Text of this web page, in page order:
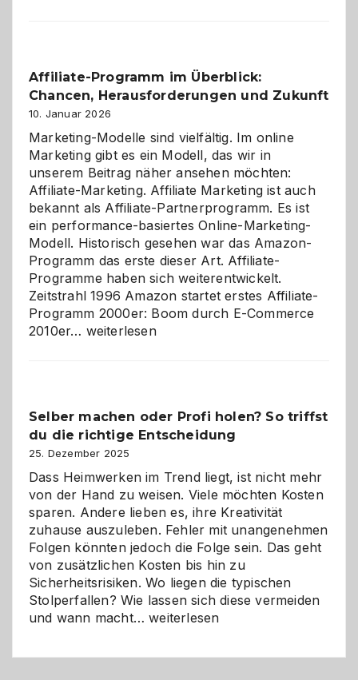
Affiliate-Programm im Überblick:
Chancen, Herausforderungen und Zukunft
10. Januar 2026
Marketing-Modelle sind vielfältig. Im online
Marketing gibt es ein Modell, das wir in
unserem Beitrag näher ansehen möchten:
Affiliate-Marketing. Affiliate Marketing ist auch
bekannt als Affiliate-Partnerprogramm. Es ist
ein performance-basiertes Online-Marketing-
Modell. Historisch gesehen war das Amazon-
Programm das erste dieser Art. Affiliate-
Programme haben sich weiterentwickelt.
Zeitstrahl 1996 Amazon startet erstes Affiliate-
Programm 2000er: Boom durch E-Commerce
2010er… Affiliate-
Herausforderungen
und
Zukunft
weiterlesen
Selber machen oder Profi holen? So triffst
du die richtige Entscheidung
25. Dezember 2025
Dass Heimwerken im Trend liegt, ist nicht mehr
von der Hand zu weisen. Viele möchten Kosten
sparen. Andere lieben es, ihre Kreativität
zuhause auszuleben. Fehler mit unangenehmen
Folgen könnten jedoch die Folge sein. Das geht
von zusätzlichen Kosten bis hin zu
Sicherheitsrisiken. Wo liegen die typischen
Stolperfallen? Wie lassen sich diese vermeiden
und wann macht…Selber
weiterlesen